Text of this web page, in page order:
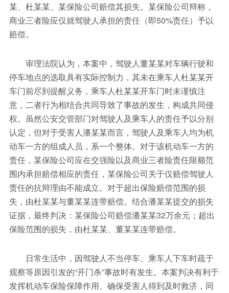
某、杜某某、某保险公司赔偿其损失。某保险公司辩称，
商业三者险应仅就驾驶人承担的责任（即50%责任）予以
赔偿。
审理法院认为，本案中，驾驶人董某某对车辆行驶和
停车地点的选取具有实际控制力，其未在乘车人杜某某开
车门前尽到提醒义务，乘车人杜某某开车门时未谨慎注
意，二者行为相结合共同导致了事故的发生，构成共同侵
权。虽然公安交管部门对驾驶人及乘车人的责任予以分别
认定，但对于受害人潘某某而言，驾驶人及乘车人均为机
动车一方的组成人员，系一个整体。对于该机动车一方的
责任，某保险公司应在交强险以及商业三者险责任限额范
围内承担赔偿相应的责任，某保险公司关于仅赔偿驾驶人
责任的抗辩理由不能成立。对于超出保险赔偿范围的损
失，由杜某某与董某某连带赔偿。结合潘某某提交的损失
证据，最终判决：某保险公司赔偿潘某某32万余元；超出
保险范围的损失，由杜某某、董某某连带赔偿。
日常生活中，因驾驶人不当停车、乘车人下车时疏于
观察等原因引发的“开门杀”事故时有发生。本案判决有利于
发挥机动车保险保障作用、确保受害人得到及时救济，同